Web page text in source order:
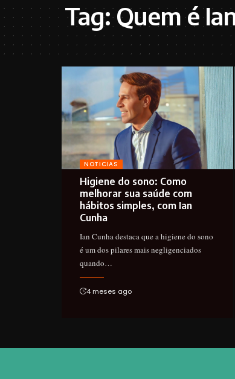
Tag:Quem é
NOTICIAS
Higiene do sono: Como
melhorar sua saúde com
hábitos simples, com Ian
Cunha
Ian Cunha destaca que a higiene do sono
é um dos pilares mais negligenciados
quando…
4 meses ago